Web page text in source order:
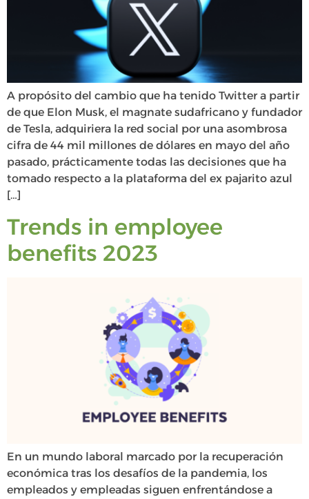
A propósito del cambio que ha tenido Twitter a partir
de que Elon Musk, el magnate sudafricano y fundador
de Tesla, adquiriera la red social por una asombrosa
cifra de 44 mil millones de dólares en mayo del año
pasado, prácticamente todas las decisiones que ha
tomado respecto a la plataforma del ex pajarito azul
[…]
Trends in employee
benefits 2023
En un mundo laboral marcado por la recuperación
económica tras los desafíos de la pandemia, los
empleados y empleadas siguen enfrentándose a